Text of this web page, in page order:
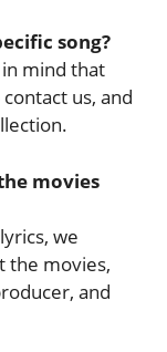
song?
in mind that
us, and
movies
we
the movies,
and